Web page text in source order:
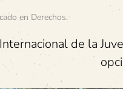
en Derechos.
de la